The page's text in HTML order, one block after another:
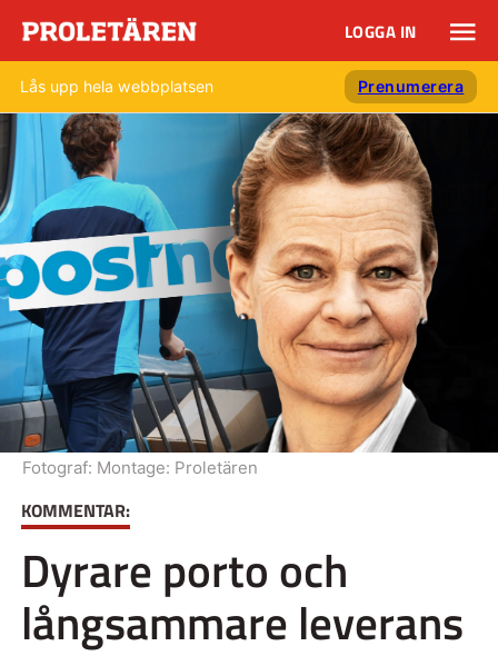
LOGGA IN
Lås upp hela webbplatsen Prenumerera
KOMMENTAR:
Dyrare porto och
långsammare leverans
Fotograf: Montage: Proletären